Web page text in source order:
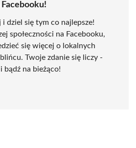
Facebooku!
dziel się tym co najlepsze!
społeczności na Facebooku,
się więcej o lokalnych
Twoje zdanie się liczy -
bądź na bieżąco!